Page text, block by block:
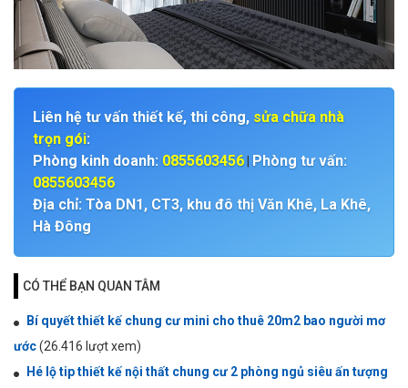
Liên hệ tư vấn thiết kế, thi công, sửa chữa nhà
trọn gói:
Phòng kinh doanh: 0855603456 Phòng tư vấn:
0855603456
Địa chỉ: Tòa DN1, CT3, khu đô thị Văn Khê, La Khê,
Hà Đông
CÓ THỂ BẠN QUAN TÂM
Bí quyết thiết kế chung cư mini cho thuê 20m2 bao người mơ
ước(26.416 lượt xem)
Hé lộ tip thiết kế nội thất chung cư 2 phòng ngủ siêu ấn tượng